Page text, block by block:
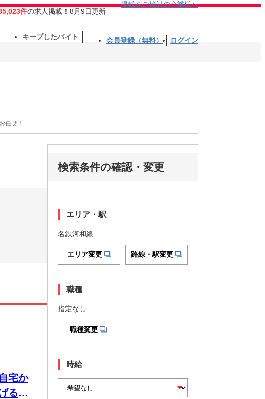
件の求人掲載！8月9日更新
掲載をご検討の企業様へ
キープしたバイト 会員登録（無料） ログイン
任せ！
宅か
る／
検索条件の確認・変更
エリア・駅
名鉄河和線
エリア変更 路線・駅変更
職種
指定なし
職種変更
時給